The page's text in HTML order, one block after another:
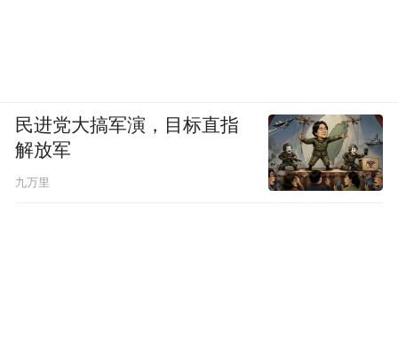
民进党大搞军演，目标直指
解放军
九万里